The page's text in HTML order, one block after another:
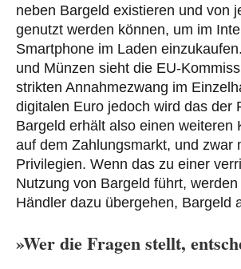
neben Bargeld existieren und von
genutzt werden können, um im
Smartphone im Laden
und Münzen sieht die EU-
strikten Annahmezwang im
digitalen Euro jedoch wird das der
Bargeld erhält also einen weiteren
auf dem Zahlungsmarkt, und zwar
Privilegien. Wenn das zu einer
Nutzung von Bargeld führt,
Händler dazu übergehen, Bargeld
»Wer die Fragen stellt,